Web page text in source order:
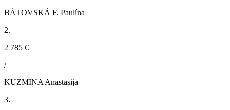
BÁTOVSKÁ F. Paulína
2.
2 785 €
/
KUZMINA Anastasija
3.